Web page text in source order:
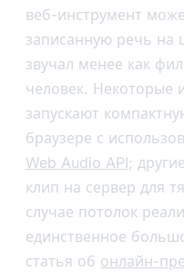
веб-инструмент
записанную речь на
звучал менее как
человек. Некоторые
запускают
браузере с
Web Audio API;
клип на сервер для
случае потолок
единственное
статья об онлайн-